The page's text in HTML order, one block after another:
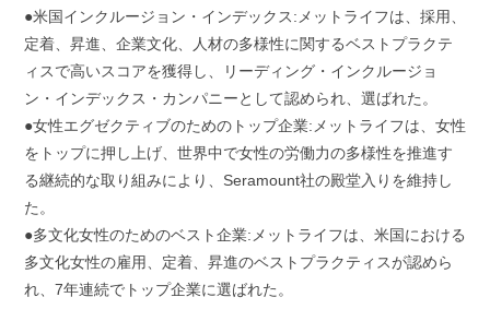
●米国インクルージョン・インデックス:メットライフは、採用、
定着、昇進、企業文化、人材の多様性に関するベストプラクテ
ィスで高いスコアを獲得し、リーディング・インクルージョ
ン・インデックス・カンパニーとして認められ、選ばれた。
●女性エグゼクティブのためのトップ企業:メットライフは、女性
をトップに押し上げ、世界中で女性の労働力の多様性を推進す
る継続的な取り組みにより、Seramount社の殿堂入りを維持し
た。
●多文化女性のためのベスト企業:メットライフは、米国における
多文化女性の雇用、定着、昇進のベストプラクティスが認めら
れ、7年連続でトップ企業に選ばれた。